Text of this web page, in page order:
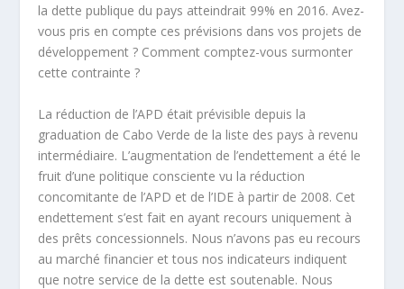
la dette publique du pays atteindrait 99% en 2016. Avez-
vous pris en compte ces prévisions dans vos projets de
développement ? Comment comptez-vous surmonter
cette contrainte ?
La réduction de l’APD était prévisible depuis la
graduation de Cabo Verde de la liste des pays à revenu
intermédiaire. L’augmentation de l’endettement a été le
fruit d’une politique consciente vu la réduction
concomitante de l’APD et de l’IDE à partir de 2008. Cet
endettement s’est fait en ayant recours uniquement à
des prêts concessionnels. Nous n’avons pas eu recours
au marché financier et tous nos indicateurs indiquent
que notre service de la dette est soutenable. Nous